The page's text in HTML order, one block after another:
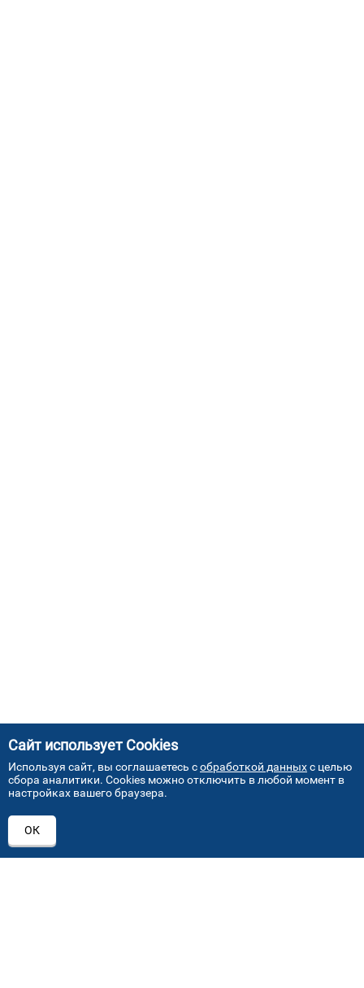
АДРЕСА НАШИХ СЕРВИСНЫХ
Сайт использует Cookies
Используя сайт, вы соглашаетесь собработкой данныхс целью
сбора аналитики. Cookies можно отключить в любой момент в
настройках вашего браузера.
ОК